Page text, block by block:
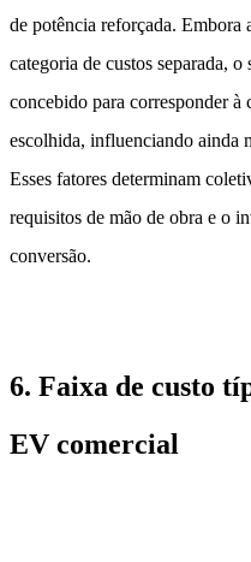
de potência reforçada. Embora
categoria de custos separada, o
concebido para corresponder à
escolhida, influenciando ainda
Esses fatores determinam
requisitos de mão de obra e o
conversão.
6. Faixa de custo
EV comercial